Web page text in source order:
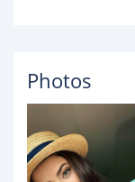
Photos